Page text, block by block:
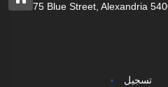
75 Blue Street, Alexandria
تسجيل